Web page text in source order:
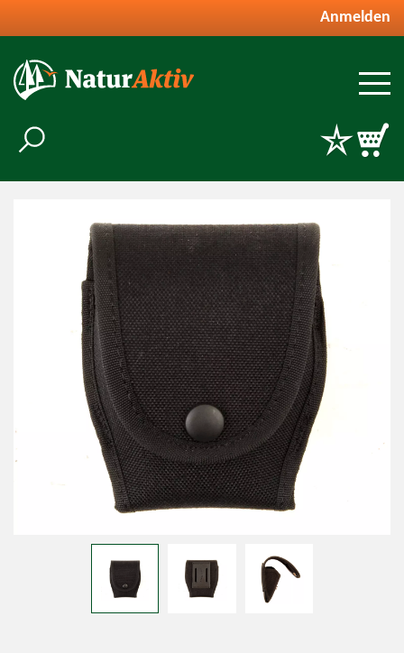
Anmelden